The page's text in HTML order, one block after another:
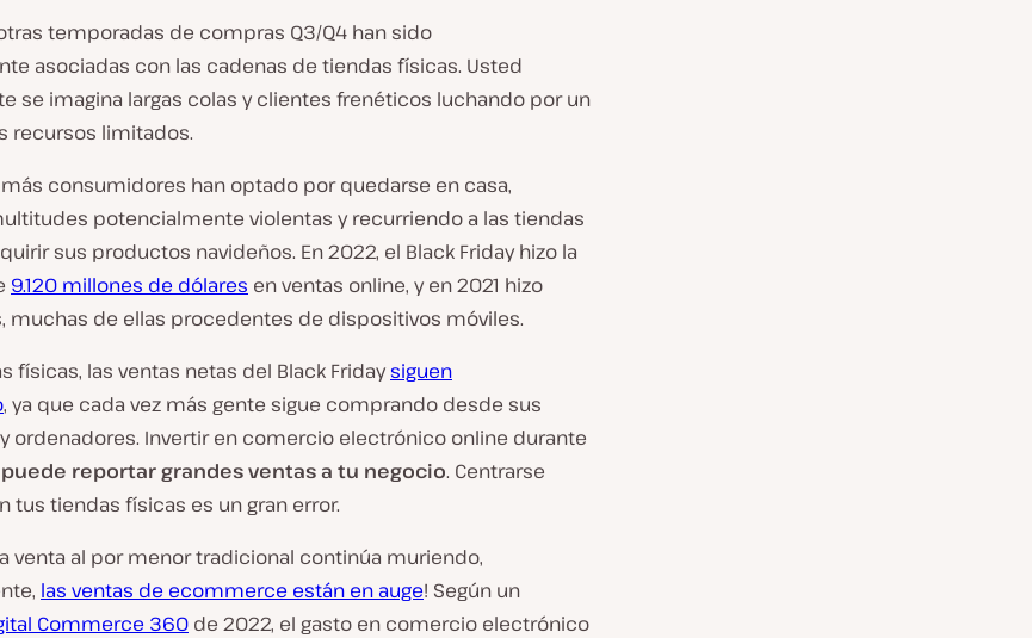
temporadas de compras Q3/Q4 han sido
asociadas con las cadenas de tiendas físicas. Usted
se imagina largas colas y clientes frenéticos luchando por un
recursos limitados.
más consumidores han optado por quedarse en casa,
potencialmente violentas y recurriendo a las tiendas
sus productos navideños. En 2022, el Black Friday hizo la
9.120 millones de dólares en ventas online, y en 2021 hizo
muchas de ellas procedentes de dispositivos móviles.
físicas, las ventas netas del Black Fridaysiguen
, ya que cada vez más gente sigue comprando desde sus
ordenadores. Invertir en comercio electrónico online durante
puede reportar grandes ventas a tu negocio. Centrarse
tus tiendas físicas es un gran error.
venta al por menor tradicional continúa muriendo,
las ventas de ecommerce están en auge! Según un
Commerce 360 de 2022, el gasto en comercio electrónico